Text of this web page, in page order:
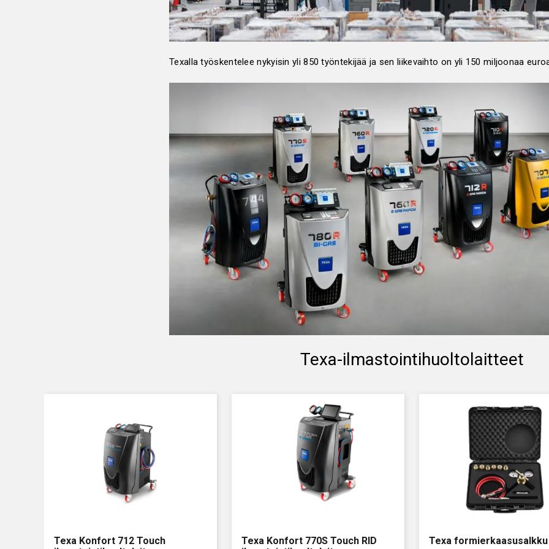
Texalla työskentelee nykyisin yli 850 työntekijää ja sen liikevaihto on yli 150 miljoonaa
Texa-ilmastointihuoltolaitteet
Texa Konfort 712 Touch
Texa Konfort 770S Touch RID
Texa formierkaasusalkku